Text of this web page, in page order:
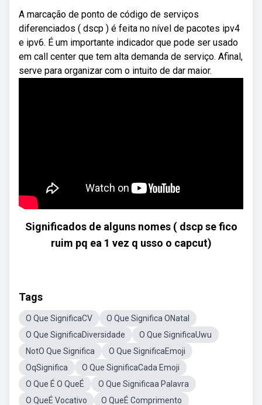
A marcação de ponto de código de serviços
diferenciados ( dscp ) é feita no nível de pacotes ipv4
e ipv6. É um importante indicador que pode ser usado
em call center que tem alta demanda de serviço. Afinal,
serve para organizar com o intuito de dar maior.
Significados de alguns nomes ( dscp se fico
ruim pq ea 1 vez q usso o capcut)
Tags
O Que SignificaCV
O Que Significa ONatal
O Que SignificaDiversidade
O Que SignificaUwu
NotO Que Significa
O Que SignificaEmoji
OqSignifica
O Que SignificaCada Emoji
O Que É O QueÉ
O Que Significaa Palavra
O QueÉ Vocativo
O QueÉ Comprimento